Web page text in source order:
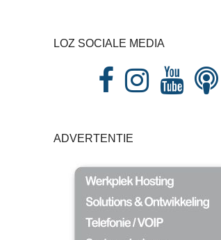
LOZ SOCIALE MEDIA
ADVERTENTIE